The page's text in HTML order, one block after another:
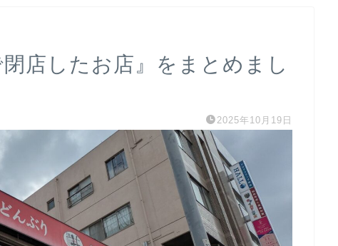
店したお店』をまとめまし
2025年10月19日